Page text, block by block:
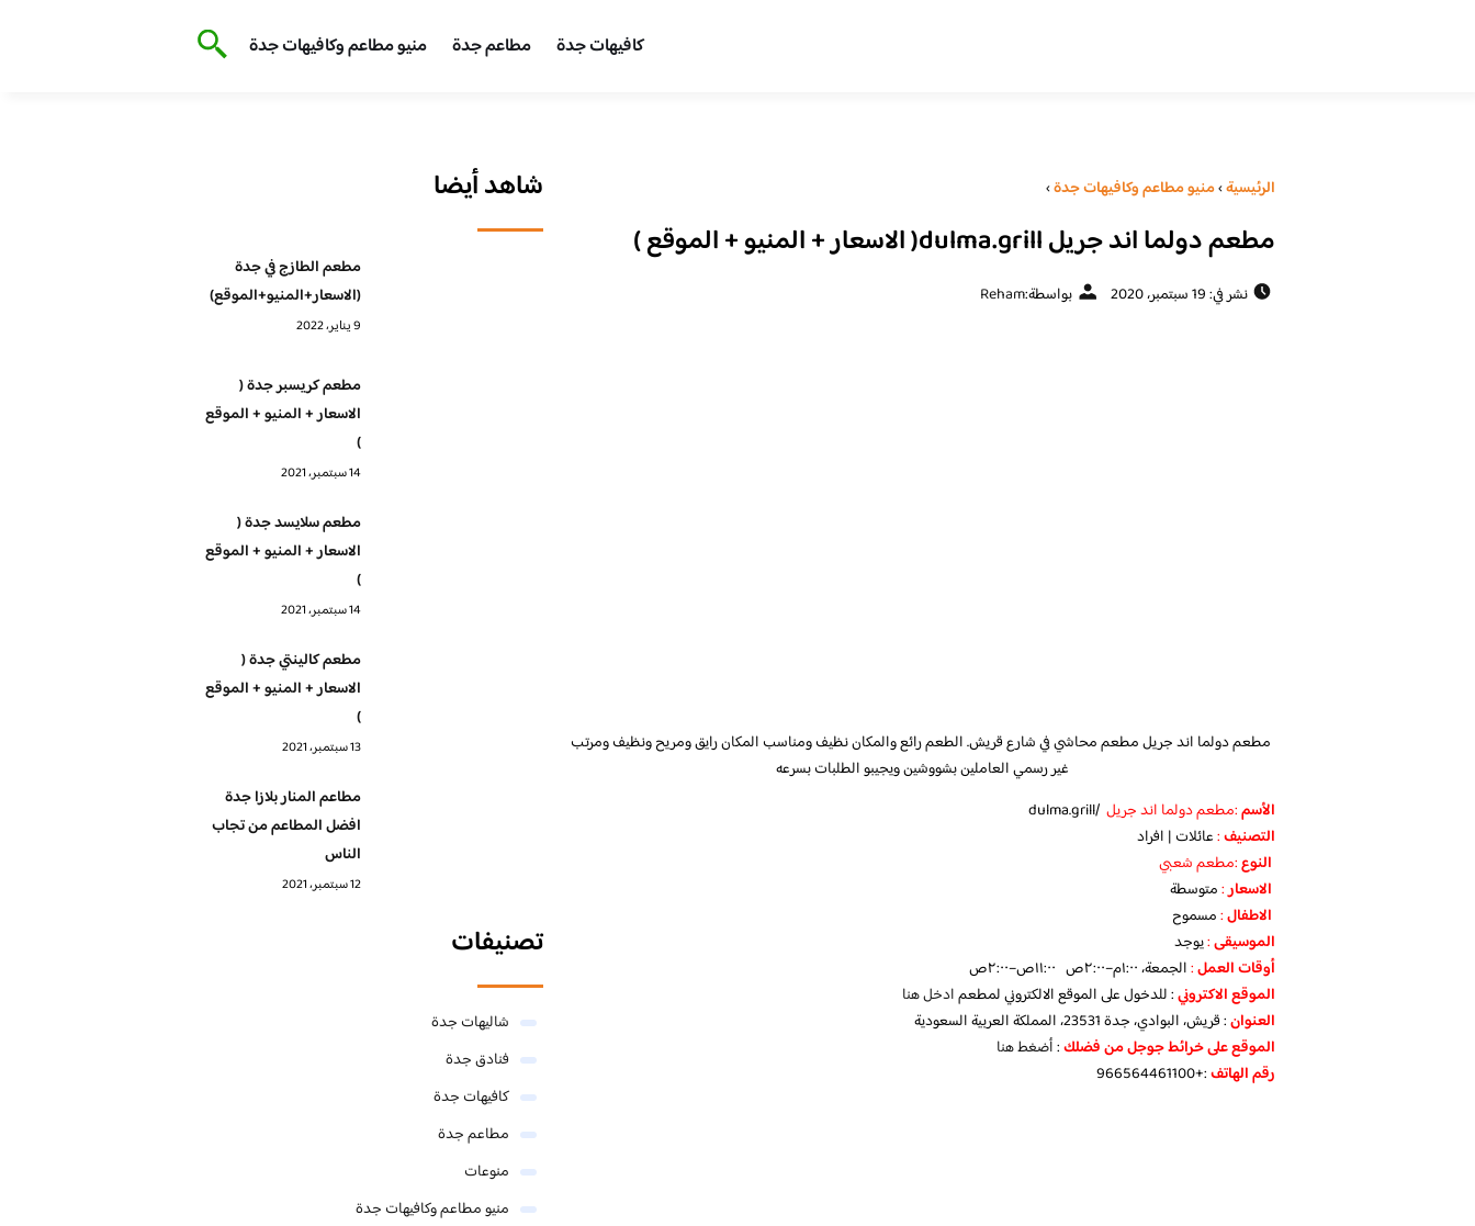
كافيهات جدة مطاعم جدة منيو مطاعم وكافيهات جدة
الرئيسية›منيو مطاعم وكافيهات جدة›
مطعم دولما اند جريل dulma.grill( الاسعار + المنيو + الموقع )
نشر في: 19 سبتمبر، 2020 بواسطة:Reham
مطعم دولما اند جريلمطعم محاشي في شارع قريش. الطعم رائع والمكان نظيف ومناسب المكان رايق ومريح ونظيف ومرتب
غير رسمي العاملين بشووشين ويجيبو الطلبات بسرعه
الأسم:مطعم دولما اند جريل /dulma.grill
التصنيف:عائلات | افراد
النوع:مطعم شعبي
الاسعار:متوسطة
الاطفال:مسموح
الموسيقى:يوجد
‏أوقات العمل:الجمعة، ١:٠٠م–٢:٠٠ص ١١:٠٠ص–٢:٠٠ص
الموقع الاكتروني: للدخول على الموقع الالكتروني لمطعمادخل هنا
العنوان: قريش، البوادي، جدة 23531، المملكة العربية السعودية
الموقع على خرائط جوجل من فضلك:أضغط هنا
رقم الهاتف:+966564461100
شاهد أيضا
مطعم الطازج في جدة
(الاسعار+المنيو+الموقع)
9 يناير، 2022
مطعم كريسبر جدة (
الاسعار + المنيو + الموقع
)
14 سبتمبر، 2021
مطعم سلايسد جدة (
الاسعار + المنيو + الموقع
)
14 سبتمبر، 2021
مطعم كالينتي جدة (
الاسعار + المنيو + الموقع
)
13 سبتمبر، 2021
مطاعم المنار بلازا جدة
افضل المطاعم من تجاب
الناس
12 سبتمبر، 2021
تصنيفات
شاليهات جدة
فنادق جدة
كافيهات جدة
مطاعم جدة
منوعات
منيو مطاعم وكافيهات جدة